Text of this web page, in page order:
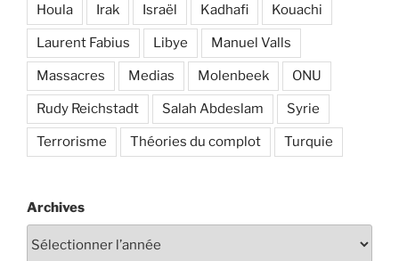
Houla Irak Israël Kadhafi Kouachi
Laurent Fabius Libye Manuel Valls
Massacres Medias Molenbeek ONU
Rudy Reichstadt Salah Abdeslam Syrie
Terrorisme Théories du complot Turquie
Archives